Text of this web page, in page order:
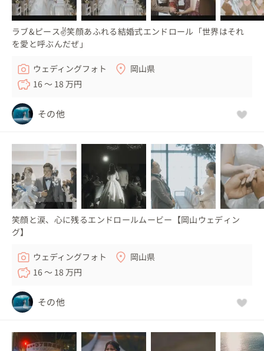
ラブ&ピース✌️笑顔あふれる結婚式エンドロール「世界はそれ
を愛と呼ぶんだぜ」
ウェディングフォト
岡山県
16 〜 18 万円
その他
笑顔と涙、心に残るエンドロールムービー【岡山ウェディン
グ】
ウェディングフォト
岡山県
16 〜 18 万円
その他